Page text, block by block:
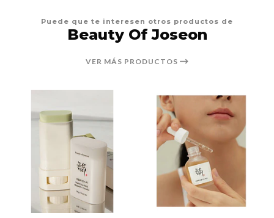
Puede que te interesen otros productos de
Beauty Of Joseon
VER MÁS PRODUCTOS